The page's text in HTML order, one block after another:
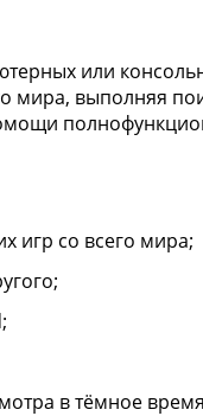
или
мира, выполняя
игр со всего мира;
в тёмное время